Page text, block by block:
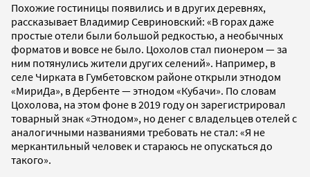
Похожие гостиницы появились и в других деревнях,
рассказывает Владимир Севриновский: «В горах даже
простые отели были большой редкостью, а необычных
форматов и вовсе не было. Цохолов стал пионером — за
ним потянулись жители других селений». Например, в
селе Чирката в Гумбетовском районе открыли этнодом
«МириДа», в Дербенте — этнодом «Кубачи». По словам
Цохолова, на этом фоне в 2019 году он зарегистрировал
товарный знак «Этнодом», но денег с владельцев отелей с
аналогичными названиями требовать не стал: «Я не
меркантильный человек и стараюсь не опускаться до
такого».